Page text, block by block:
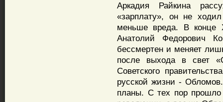
Аркадия Райкина
«зарплату», он не
меньше вреда. В конце
Анатолий Федорович
бессмертен и меняет
после выхода в свет
Советского
русской жизни -
планы. С тех пор прошло